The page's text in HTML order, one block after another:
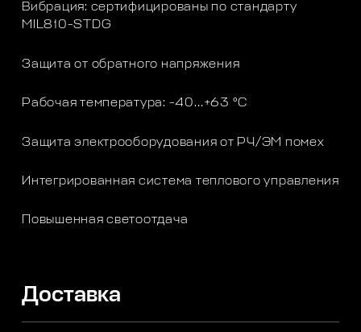
Вибрация: сертифицированы по стандарту
MIL810-STDG
Защита от обратного напряжения
Рабочая температура: -40…+63 °C
Защита электрооборудования от РЧ/ЭМ помех
Интегрированная система теплового управления
Повышенная светоотдача
Доставка